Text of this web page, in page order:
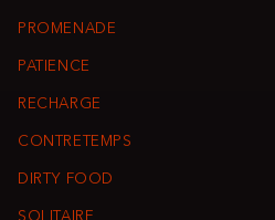
PROMENADE
PATIENCE
RECHARGE
CONTRETEMPS
DIRTY FOOD
SOLITAIRE